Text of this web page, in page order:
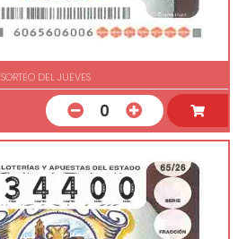
SORTEO DEL JUEVES
0